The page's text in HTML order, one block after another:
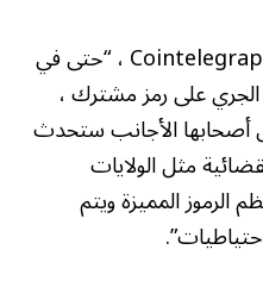
وقال متحدث باسم اللجنة لـ Cointelegraph ، “حتى في
الجري على رمز مشترك ،
أصحابها الأجانب ستحدث
مثل الولايات
المميزة ويتم